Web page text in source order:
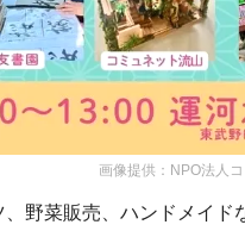
画像提供：NPO法人
野菜販売、ハンドメイ